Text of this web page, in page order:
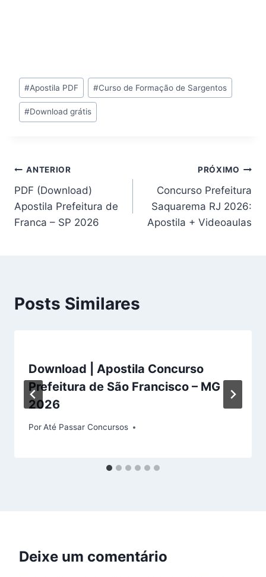
Tags
do
Post:
#Apostila PDF #Curso de Formação de Sargentos
#Download grátis
Navegação
de
Post
ANTERIOR
PDF (Download)
Apostila Prefeitura de
Franca – SP 2026
PRÓXIMO
Concurso Prefeitura
Saquarema RJ 2026:
Apostila + Videoaulas
Posts Similares
Download | Apostila Concurso
Prefeitura de São Francisco – MG
2026
PorAté Passar Concursos
Deixe um comentário